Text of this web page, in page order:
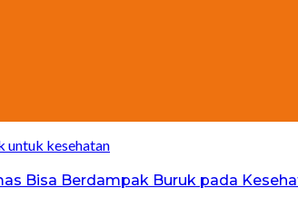
Bisa Berdampak Buruk pada